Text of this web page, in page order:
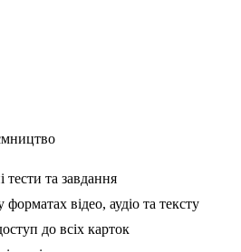
тести та завдання
відео, аудіо та тексту
до всіх карток